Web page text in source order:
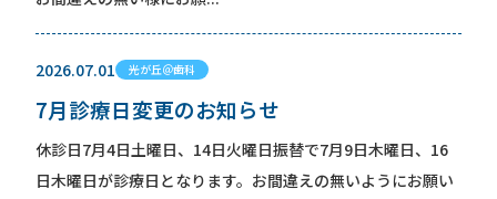
2026.07.01 光が丘＠歯科
7月診療日変更のお知らせ
休診日7月4日土曜日、14日火曜日振替で7月9日木曜日、16
日木曜日が診療日となります。お間違えの無いようにお願い